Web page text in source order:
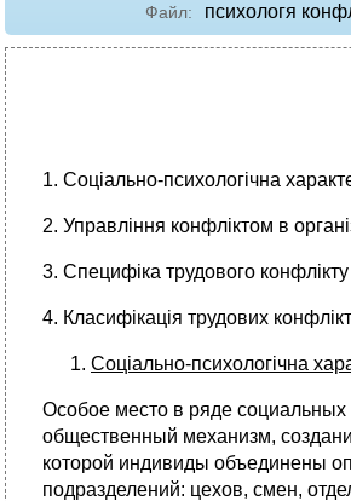
Файл: психологя
1. Соціально-психологічна
2. Управління конфліктом в
3. Специфіка трудового конфлікту
4. Класифікація трудових
Соціально-психологічна
Особое место в ряде
общественный механизм,
которой индивиды объединены
подразделений: цехов, смен,